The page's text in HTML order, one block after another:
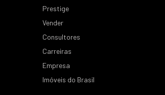
Prestige
Vender
Consultores
Carreiras
Empresa
Imóveis do Brasil